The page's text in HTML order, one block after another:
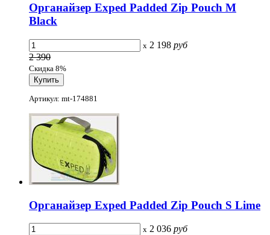
Органайзер Exped Padded Zip Pouch M
Black
x 2 198 руб
2 390
Скидка 8%
Артикул: mt-174881
Органайзер Exped Padded Zip Pouch S Lime
x 2 036 руб